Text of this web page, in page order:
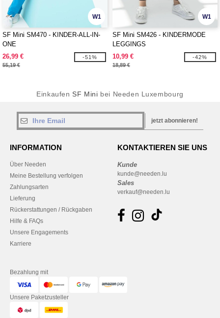
W1
SF Mini SM470 - KINDER-ALL-IN-
ONE
26,99 €
55,19 €
-51%
W1
SF Mini SM426 - KINDERMODE
LEGGINGS
10,99 €
18,89 €
-42%
Einkaufen SF Mini bei Needen Luxembourg
jetzt abonnieren!
INFORMATION
Über Needen
Meine Bestellung verfolgen
Zahlungsarten
Lieferung
Rückerstattungen / Rückgaben
Hilfe & FAQs
Unsere Engagements
Karriere
KONTAKTIEREN SIE UNS
Kunde
kunde@needen.lu
Sales
verkauf@needen.lu
Bezahlung mit
Unsere Paketzusteller